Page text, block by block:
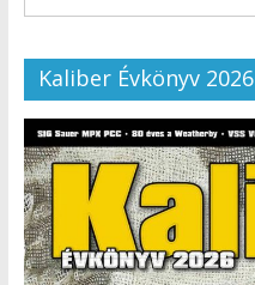
Kaliber Évkönyv 2026